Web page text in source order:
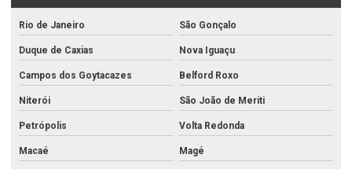
Análise de efluente sanitário
Análise de efluentes
Análise de efluentes acreditados
Análise de efluentes atmosféricos
Rio de Janeiro São Gonçalo
Duque de Caxias Nova Iguaçu
Campos dos Goytacazes Belford Roxo
Niterói São João de Meriti
Petrópolis Volta Redonda
Macaé Magé